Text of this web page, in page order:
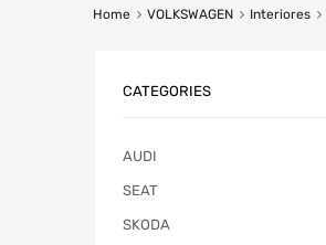
Home VOLKSWAGEN Interiores
CATEGORIES
AUDI
SEAT
SKODA